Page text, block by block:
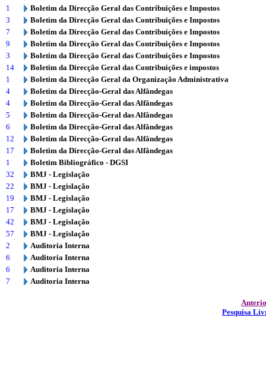
1
Boletim da Direcção Geral das Contribuições e Impostos
3
Boletim da Direcção Geral das Contribuições e Impostos
7
Boletim da Direcção Geral das Contribuições e Impostos
9
Boletim da Direcção Geral das Contribuições e Impostos
3
Boletim da Direcção Geral das Contribuições e Impostos
14
Boletim da Direcção Geral das Contribuições e impostos
1
Boletim da Direcção Geral da Organização Administrativa
4
Boletim da Direcção-Geral das Alfândegas
4
Boletim da Direcção-Geral das Alfândegas
5
Boletim da Direcção-Geral das Alfândegas
6
Boletim da Direcção-Geral das Alfândegas
12
Boletim da Direcção-Geral das Alfândegas
17
Boletim da Direcção-Geral das Alfândegas
1
Boletim Bibliográfico - DGSI
32
BMJ - Legislação
22
BMJ - Legislação
19
BMJ - Legislação
17
BMJ - Legislação
42
BMJ - Legislação
57
BMJ - Legislação
2
Auditoria Interna
6
Auditoria Interna
6
Auditoria Interna
7
Auditoria Interna
Pesquisa